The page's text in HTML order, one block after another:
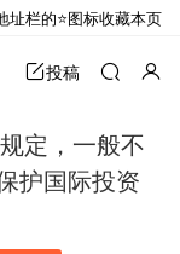
投稿
定，一般不
护国际投资
址栏的⭐图标收藏本页